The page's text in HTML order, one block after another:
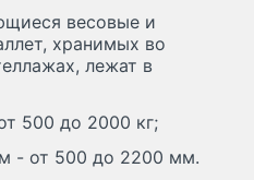
весовые и
хранимых во
лежат в
500 до 2000 кг;
- от 500 до 2200 мм.